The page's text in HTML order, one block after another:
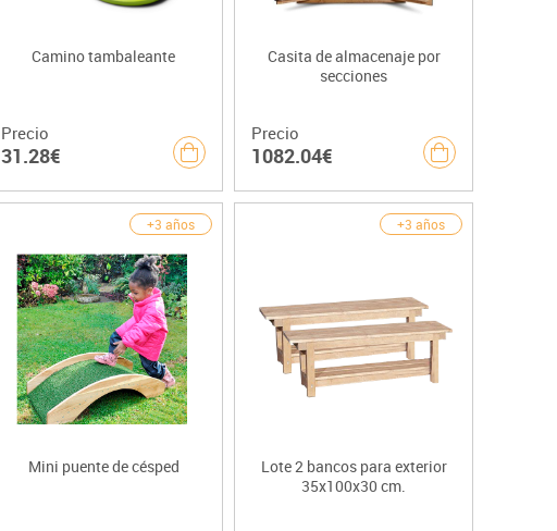
Camino tambaleante
Precio
31.28€
Casita de almacenaje por
secciones
Precio
1082.04€
+3 años
Mini puente de césped
+3 años
Lote 2 bancos para exterior
35x100x30 cm.